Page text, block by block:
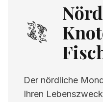
Der nördliche
Ihren